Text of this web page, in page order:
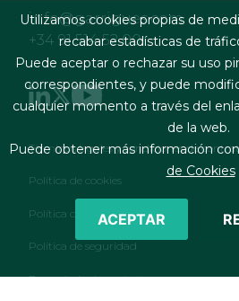
info@garrigues.com
+34 91 514 52 00
Footer menu
Términos legales y condiciones de
Política de cookies
Política de privacidad
Política de seguridad
Formulario de contacto
Utilizamos cookies propias de
recabar estadísticas de
Puede aceptar o rechazar su uso
correspondientes, y puede
cualquier momento a través del
de la web.
Puede obtener más información
de Cookies
ACEPTAR